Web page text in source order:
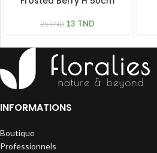
25TND 13 TND
INFORMATIONS
Boutique
Professionnels